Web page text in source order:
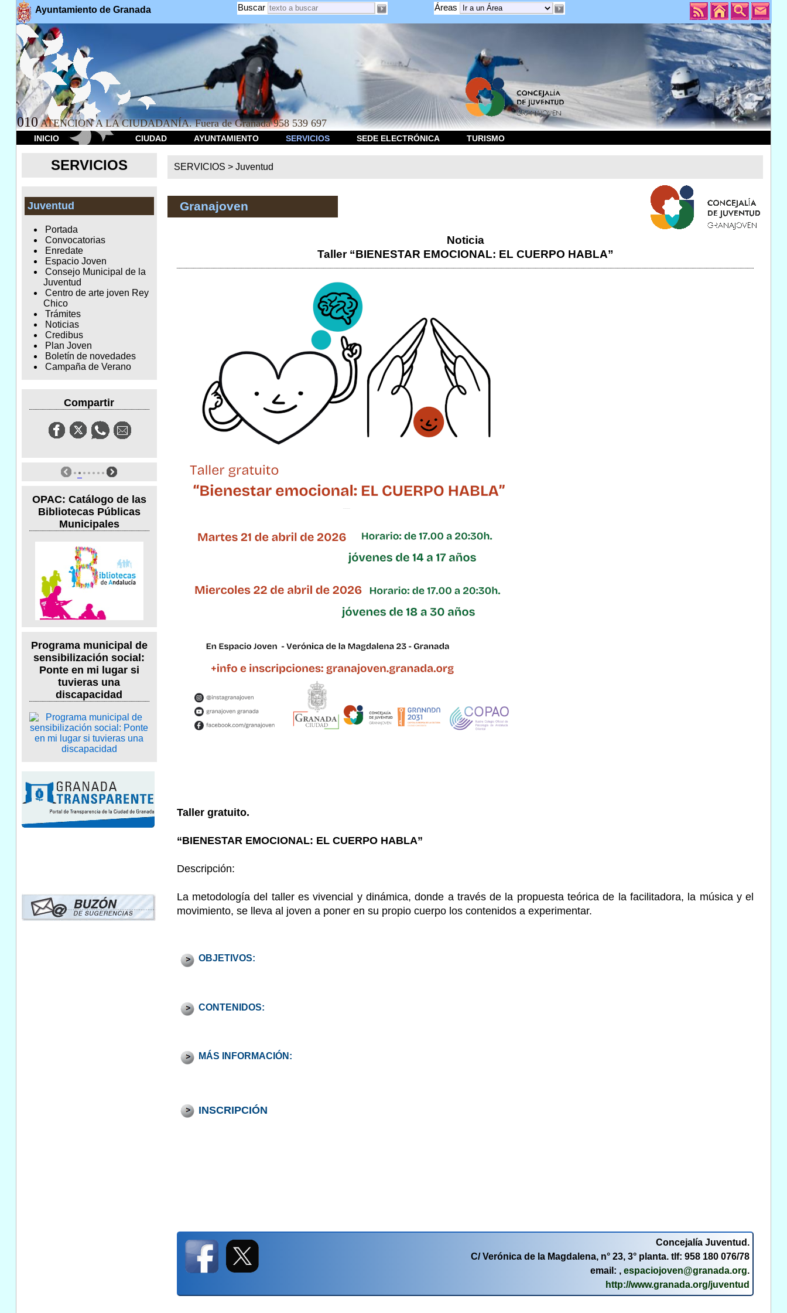
Ayuntamiento de Granada Áreas
Buscar
010 ATENCION A LA CIUDADANÍA. Fuera de Granada 958 539 697
INICIO CIUDAD AYUNTAMIENTO SERVICIOS SEDE ELECTRÓNICA TURISMO
SERVICIOS
Juventud
Portada
Convocatorias
Enredate
Espacio Joven
Consejo Municipal de la
Juventud
Centro de arte joven Rey
Chico
Trámites
Noticias
Credibus
Plan Joven
Boletín de novedades
Campaña de Verano
Compartir
OPAC: Catálogo de las
Bibliotecas Públicas
Municipales
Programa municipal de
sensibilización social:
Ponte en mi lugar si
tuvieras una
discapacidad
SERVICIOS >Juventud
Granajoven
Noticia
Taller “BIENESTAR EMOCIONAL: EL CUERPO HABLA”
Taller gratuito.
“BIENESTAR EMOCIONAL: EL CUERPO HABLA”
Descripción:
La metodología del taller es vivencial y dinámica, donde a través de la propuesta teórica de la facilitadora, la música y el
movimiento, se lleva al joven a poner en su propio cuerpo los contenidos a experimentar.
OBJETIVOS:
CONTENIDOS:
MÁS INFORMACIÓN:
INSCRIPCIÓN
Concejalía Juventud.
C/ Verónica de la Magdalena, n° 23, 3° planta. tlf: 958 180 076/78
email: ,espaciojoven@granada.org.
http://www.granada.org/juventud